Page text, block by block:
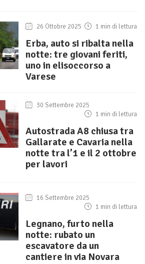
26 Ottobre 2025 1 min di lettura
Erba, auto si ribalta nella
notte: tre giovani feriti,
uno in elisoccorso a
Varese
30 Settembre 2025
1 min di lettura
Autostrada A8 chiusa tra
Gallarate e Cavaria nella
notte tra l’1 e il 2 ottobre
per lavori
16 Settembre 2025
1 min di lettura
Legnano, furto nella
notte: rubato un
escavatore da un
cantiere in via Novara